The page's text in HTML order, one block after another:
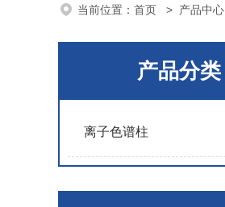
当前位置： 首页 > 产品中心
产品分类
离子色谱柱